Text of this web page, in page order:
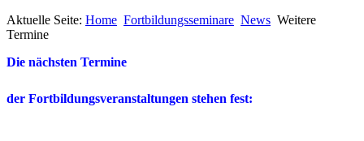
Aktuelle Seite: Home Fortbildungsseminare News Weitere
Termine
Die nächsten Termine
der Fortbildungsveranstaltungen stehen fest: